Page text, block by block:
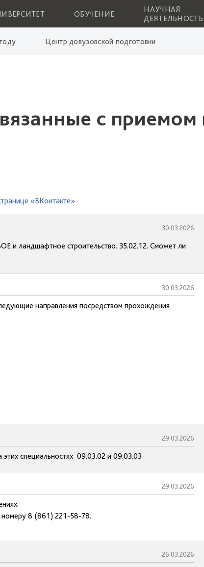
ОБУЧЕНИЕ
НАУЧНАЯ
ДЕЯТЕЛЬНОСТЬ
Центр довузовской подготовки
с приемом
«ВКонтакте»
30.03.2026
и ландшафтное строительство. 35.02.12. Сможет ли
30.03.2026
направления посредством прохождения
29.03.2026
специальностях 09.03.02 и 09.03.03
29.03.2026
номеру 8 (861) 221-58-78.
26.03.2026